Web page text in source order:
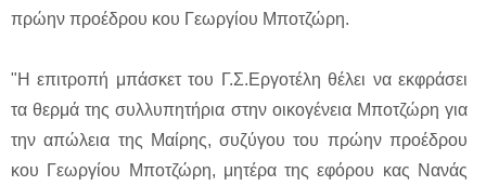
πρώην προέδρου κου Γεωργίου Μποτζώρη.
"Η επιτροπή μπάσκετ του Γ.Σ.Εργοτέλη θέλει να εκφράσει
τα θερμά της συλλυπητήρια στην οικογένεια Μποτζώρη για
την απώλεια της Μαίρης, συζύγου του πρώην προέδρου
κου Γεωργίου Μποτζώρη, μητέρα της εφόρου κας Νανάς